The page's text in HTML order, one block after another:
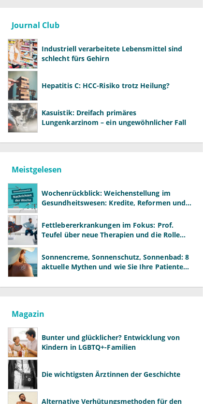
Journal Club
Industriell verarbeitete Lebensmittel sind
schlecht fürs Gehirn
Hepatitis C: HCC-Risiko trotz Heilung?
Kasuistik: Dreifach primäres
Lungenkarzinom – ein ungewöhnlicher Fall
Meistgelesen
Wochenrückblick: Weichenstellung im
Gesundheitswesen: Kredite, Reformen und
Fettlebererkrankungen im Fokus: Prof.
Teufel über neue Therapien und die Rolle
Sonnencreme, Sonnenschutz, Sonnenbad: 8
aktuelle Mythen und wie Sie Ihre Patienten
Magazin
Bunter und glücklicher? Entwicklung von
Kindern in LGBTQ+-Familien
Die wichtigsten Ärztinnen der Geschichte
Alternative Verhütungsmethoden für den